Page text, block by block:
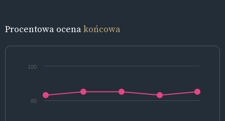
Procentowa ocenakońcowa
80
100